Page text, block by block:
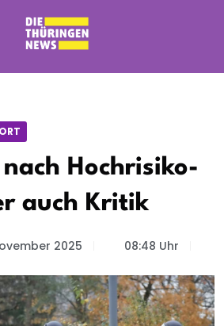
Hochrisiko-
auch Kritik
2025 08:48 Uhr